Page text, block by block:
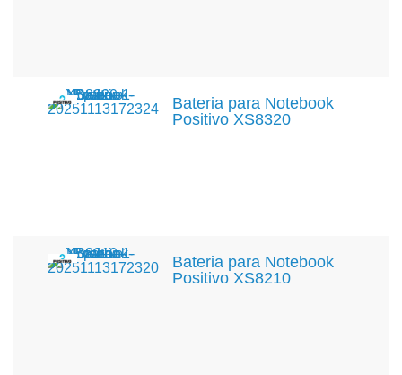
Bateria para Notebook
Positivo XS8320
Bateria para Notebook
Positivo XS8210